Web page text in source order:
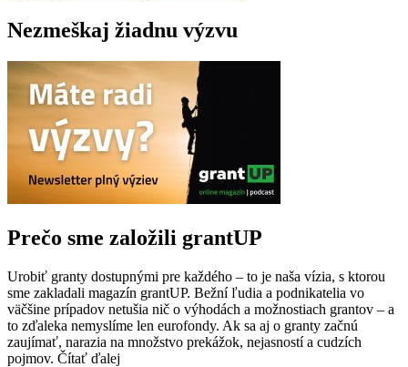
Nezmeškaj žiadnu výzvu
Prečo sme založili grantUP
Urobiť granty dostupnými pre každého – to je naša vízia, s ktorou
sme zakladali magazín grantUP. Bežní ľudia a podnikatelia vo
väčšine prípadov netušia nič o výhodách a možnostiach grantov – a
to zďaleka nemyslíme len eurofondy. Ak sa aj o granty začnú
zaujímať, narazia na množstvo prekážok, nejasností a cudzích
pojmov. Čítať ďalej